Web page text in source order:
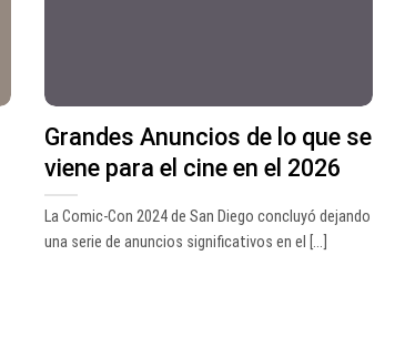
Grandes Anuncios de lo que se
viene para el cine en el 2026
La Comic-Con 2024 de San Diego concluyó dejando
una serie de anuncios significativos en el [...]